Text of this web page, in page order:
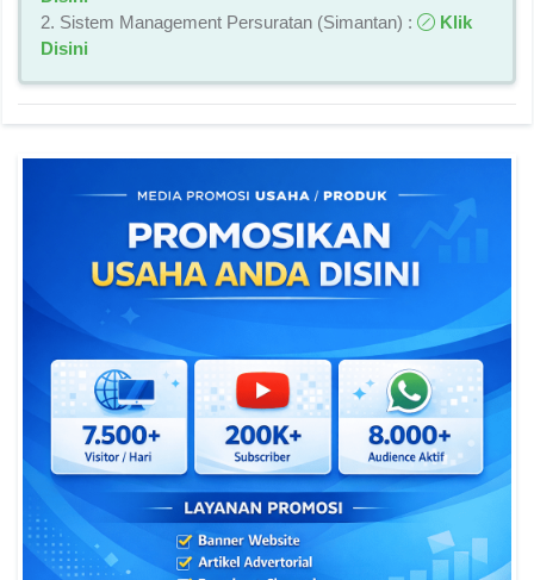
2. Sistem Management Persuratan (Simantan) :
Klik
Disini